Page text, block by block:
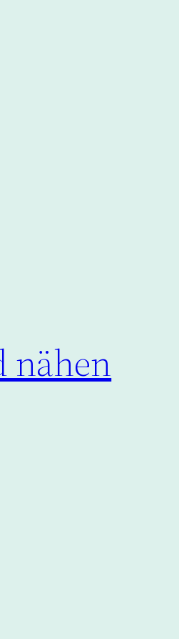
nähen